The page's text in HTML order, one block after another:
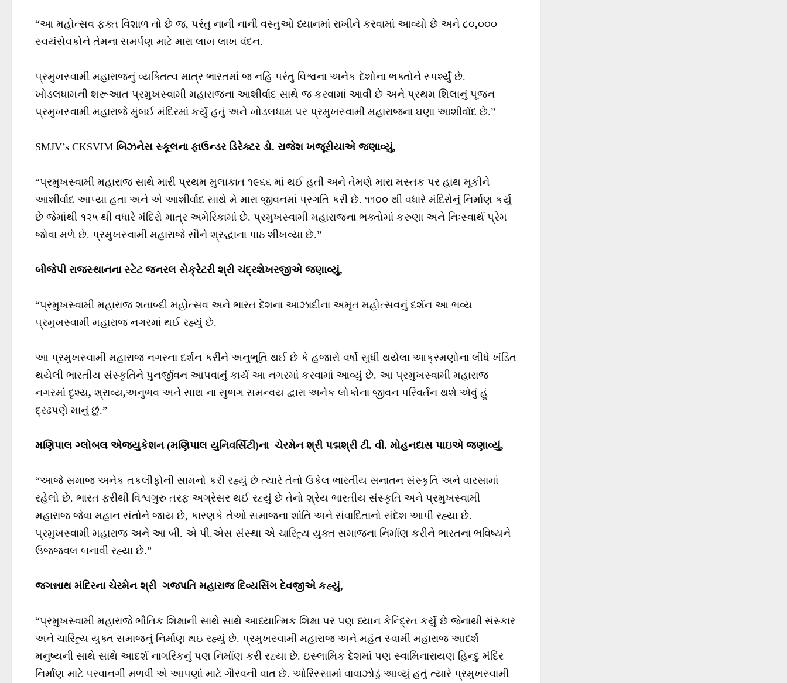
“આ મહોત્સવ ફક્ત વિશાળ તો છે જ, પરંતુ નાની નાની વસ્તુઓ ધ્યાનમાં રાખીને કરવામાં આવ્યો છે અને ૮૦,૦૦૦
સ્વયંસેવકોને તેમના સમર્પણ માટે મારા લાખ લાખ વંદન.
પ્રમુખસ્વામી મહારાજનું વ્યક્તિત્વ માત્ર ભારતમાં જ નહિ પરંતુ વિશ્વના અનેક દેશોના ભક્તોને સ્પર્શ્યું છે.
ખોડલધામની શરૂઆત પ્રમુખસ્વામી મહારાજના આશીર્વાદ સાથે જ કરવામાં આવી છે અને પ્રથમ શિલાનું પૂજન
પ્રમુખસ્વામી મહારાજે મુંબઈ મંદિરમાં કર્યું હતું અને ખોડલધામ પર પ્રમુખસ્વામી મહારાજના ઘણા આશીર્વાદ છે.”
SMJV’s CKSVIM બિઝનેસ સ્કૂલના ફાઉન્ડર ડિરેક્ટર ડો. રાજેશ ખજૂરીયાએ જણાવ્યું,
“પ્રમુખસ્વામી મહારાજ સાથે મારી પ્રથમ મુલાકાત ૧૯૬૬ માં થઈ હતી અને તેમણે મારા મસ્તક પર હાથ મૂકીને
આશીર્વાદ આપ્યા હતા અને એ આશીર્વાદ સાથે મે મારા જીવનમાં પ્રગતિ કરી છે. ૧૧૦૦ થી વધારે મંદિરોનું નિર્માણ કર્યું
છે જેમાંથી १२५ થી વધારે મંદિરો માત્ર અમેરિકામાં છે. પ્રમુખસ્વામી મહારાજના ભક્તોમાં કરુણા અને નિઃસ્વાર્થ પ્રેમ
જોવા મળે છે. પ્રમુખસ્વામી મહારાજે સૌને શ્રદ્ધાના પાઠ શીખવ્યા છે.”
બીજેપી રાજસ્થાનના સ્ટેટ જનરલ સેક્રેટરી શ્રી ચંદ્રશેખરજીએ જણાવ્યું,
“પ્રમુખસ્વામી મહારાજ શતાબ્દી મહોત્સવ અને ભારત દેશના આઝાદીના અમૃત મહોત્સવનું દર્શન આ ભવ્ય
પ્રમુખસ્વામી મહારાજ નગરમાં થઈ રહ્યું છે.
આ પ્રમુખસ્વામી મહારાજ નગરના દર્શન કરીને અનુભૂતિ થઈ છે કે હજારો વર્ષો સુધી થયેલા આક્રમણોના લીધે ખંડિત
થયેલી ભારતીય સંસ્કૃતિને પુનર્જીવન આપવાનું કાર્ય આ નગરમાં કરવામાં આવ્યું છે. આ પ્રમુખસ્વામી મહારાજ
નગરમાં દૃશ્ય, શ્રાવ્ય,અનુભવ અને સાથ ના સુભગ સમન્વય દ્વારા અનેક લોકોના જીવન પરિવર્તન થશે એવું હું
દ્રઢપણે માનું છું.”
મણિપાલ ગ્લોબલ એજ્યુકેશન (મણિપાલ યુનિવર્સિટી)ના ચેરમેન શ્રી પદ્મશ્રી ટી. વી. મોહનદાસ પાઇએ જણાવ્યું,
“આજે સમાજ અનેક તકલીફોની સામનો કરી રહ્યું છે ત્યારે તેનો ઉકેલ ભારતીય સનાતન સંસ્કૃતિ અને વારસામાં
રહેલો છે. ભારત ફરીથી વિશ્વગુરુ તરફ અગ્રેસર થઈ રહ્યું છે તેનો શ્રેય ભારતીય સંસ્કૃતિ અને પ્રમુખસ્વામી
મહારાજ જેવા મહાન સંતોને જાય છે, કારણકે તેઓ સમાજના શાંતિ અને સંવાદિતાનો સંદેશ આપી રહ્યા છે.
પ્રમુખસ્વામી મહારાજ અને આ બી. એ પી.એસ સંસ્થા એ ચારિત્ર્ય યુક્ત સમાજના નિર્માણ કરીને ભારતના ભવિષ્યને
ઉજ્જવલ બનાવી રહ્યા છે.”
જગન્નાથ મંદિરના ચેરમેન શ્રી ગજપતિ મહારાજ દિવ્યસિંગ દેવજીએ કહ્યું,
“પ્રમુખસ્વામી મહારાજે ભૌતિક શિક્ષાની સાથે સાથે આધ્યાત્મિક શિક્ષા પર પણ ધ્યાન કેન્દ્રિત કર્યું છે જેનાથી સંસ્કાર
અને ચારિત્ર્ય યુક્ત સમાજનું નિર્માણ થઇ રહ્યું છે. પ્રમુખસ્વામી મહારાજ અને મહંત સ્વામી મહારાજ આદર્શ
મનુષ્યની સાથે સાથે આદર્શ નાગરિકનું પણ નિર્માણ કરી રહ્યા છે. ઇસ્લામિક દેશમાં પણ સ્વામિનારાયણ હિન્દુ મંદિર
નિર્માણ માટે પરવાનગી મળવી એ આપણાં માટે ગૌરવની વાત છે. ઓરિસ્સામાં વાવાઝોડું આવ્યું હતું ત્યારે પ્રમુખસ્વામી